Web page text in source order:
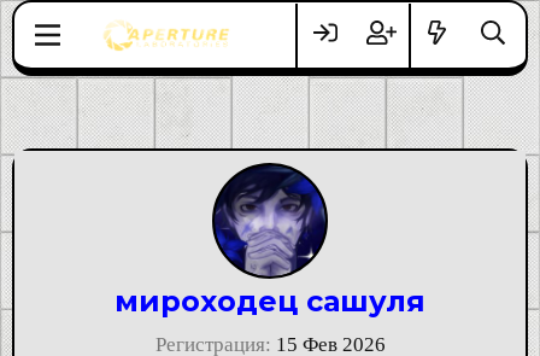
мироходец сашуля
Регистрация 15 Фев 2026